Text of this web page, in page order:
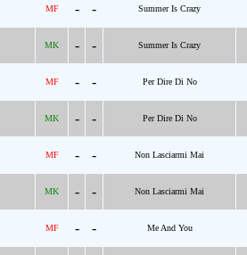
MF - - Summer Is Crazy
MK - - Summer Is Crazy
MF - - Per Dire Di No
MK - - Per Dire Di No
MF - - Non Lasciarmi Mai
MK - - Non Lasciarmi Mai
MF - - Me And You